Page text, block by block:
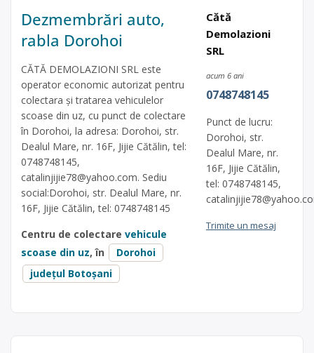
Dezmembrări auto,
rabla Dorohoi
CĂTĂ DEMOLAZIONI SRL este
operator economic autorizat pentru
colectara și tratarea vehiculelor
scoase din uz, cu punct de colectare
în Dorohoi, la adresa: Dorohoi, str.
Dealul Mare, nr. 16F, Jijie Cătălin, tel:
0748748145,
catalinjijie78@yahoo.com. Sediu
social:Dorohoi, str. Dealul Mare, nr.
16F, Jijie Cătălin, tel: 0748748145
Centru de colectare vehicule
scoase din uz, în
Dorohoi
județul Botoșani
Cătă
Demolazioni
SRL
acum 6 ani
0748748145
Punct de lucru:
Dorohoi, str.
Dealul Mare, nr.
16F, Jijie Cătălin,
tel: 0748748145,
Trimite un mesaj